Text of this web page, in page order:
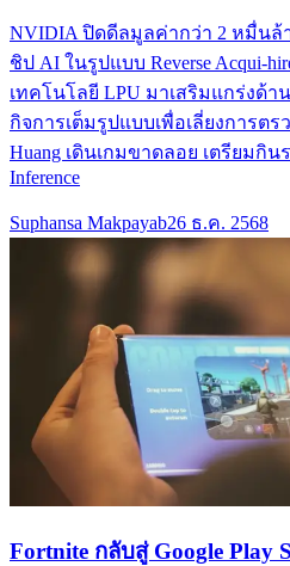
NVIDIA ปิดดีลมูลค่ากว่า 2 หมื่นล้
ชิป AI ในรูปแบบ Reverse Acqui-
เทคโนโลยี LPU มาเสริมแกร่งด้า
กิจการเต็มรูปแบบเพื่อเลี่ยงการตร
Huang เดินเกมขาดลอย เตรียมกิน
Inference
Suphansa Makpayab26 ธ.ค. 2568
Fortnite กลับสู่ Google Play